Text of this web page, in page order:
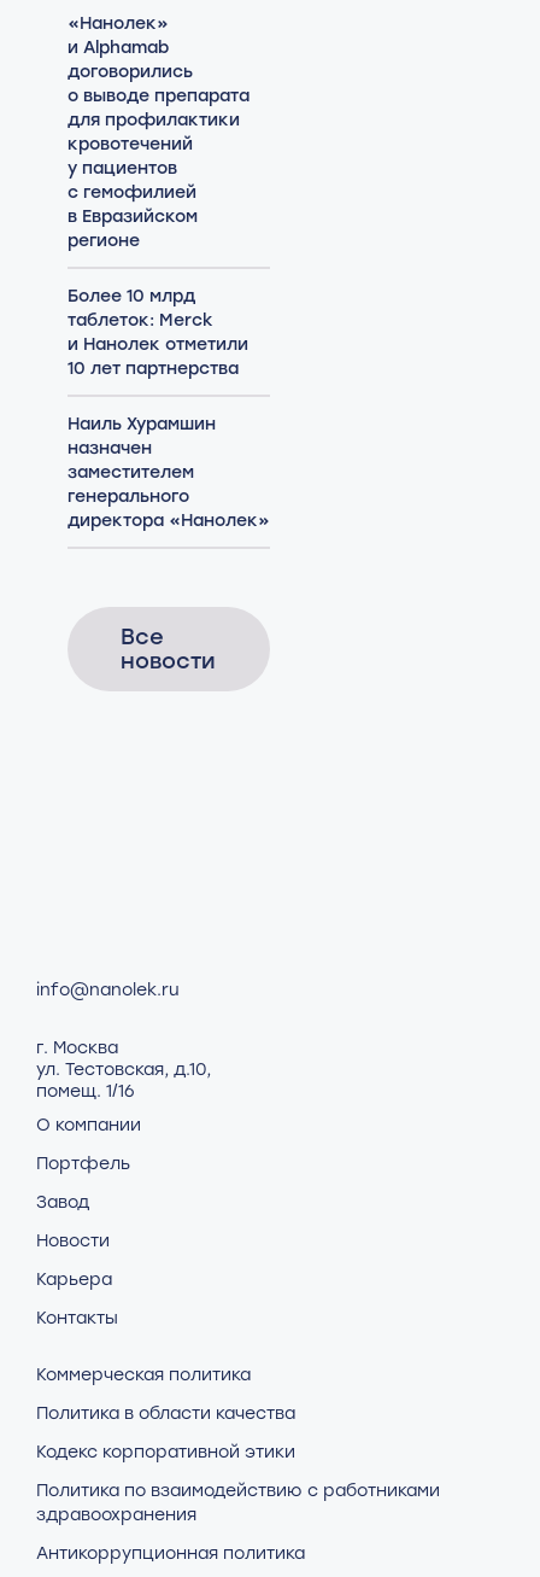
«Нанолек»
и Alphamab
договорились
о выводе препарата
для профилактики
кровотечений
у пациентов
с гемофилией
в Евразийском
регионе
Более 10 млрд
таблеток: Merck
и Нанолек отметили
10 лет партнерства
Наиль Хурамшин
назначен
заместителем
генерального
директора «Нанолек»
Все
новости
info@nanolek.ru
г. Москва
ул. Тестовская, д.10,
помещ. 1/16
О компании
Портфель
Завод
Новости
Карьера
Контакты
Коммерческая политика
Политика в области качества
Кодекс корпоративной этики
Политика по взаимодействию с работниками
здравоохранения
Антикоррупционная политика